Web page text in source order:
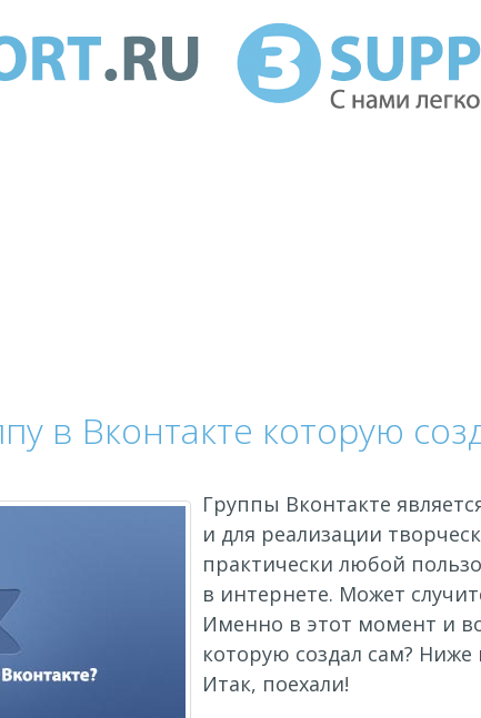
в Вконтакте которую
Группы Вконтакте
и для реализации
практически любой
в интернете. Может
Именно в этот момент и
которую создал сам?
Итак, поехали!